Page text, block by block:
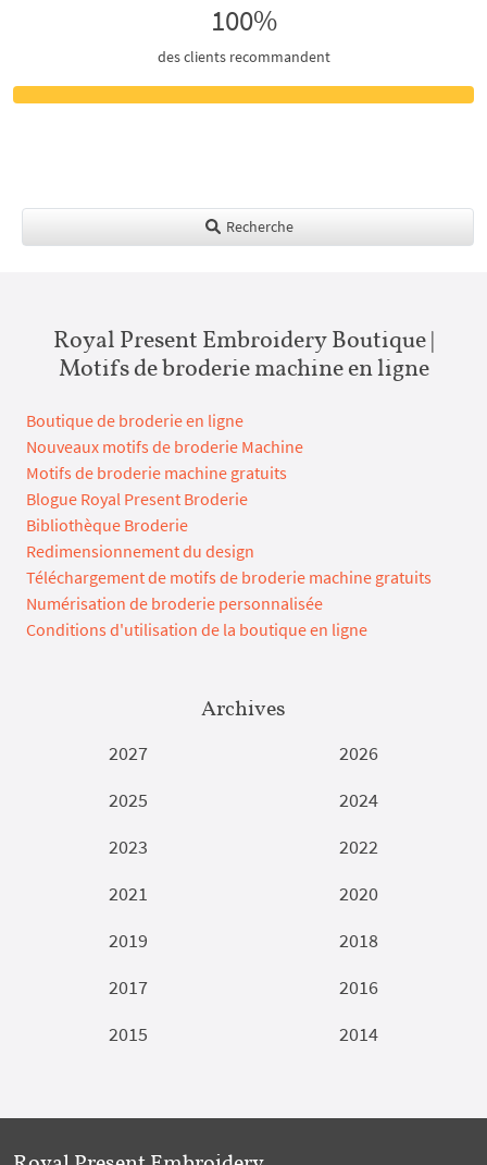
100%
des clients recommandent
Recherche
Royal Present Embroidery Boutique |
Motifs de broderie machine en ligne
Boutique de broderie en ligne
Nouveaux motifs de broderie Machine
Motifs de broderie machine gratuits
Blogue Royal Present Broderie
Bibliothèque Broderie
Redimensionnement du design
Téléchargement de motifs de broderie machine gratuits
Numérisation de broderie personnalisée
Conditions d'utilisation de la boutique en ligne
Archives
2027
2026
2025
2024
2023
2022
2021
2020
2019
2018
2017
2016
2015
2014